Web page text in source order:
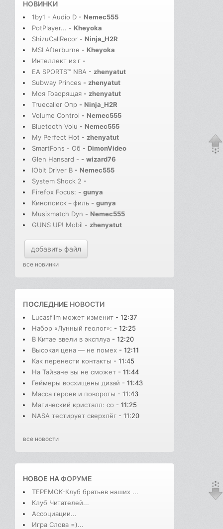
НОВИНКИ
1by1 - Audio D - Nemec555
PotPlayer... - Kheyoka
ShizuCallRecor - Ninja_H2R
MSI Afterburne - Kheyoka
Интеллект из г -
EA SPORTS™ NBA - zhenyatut
Subway Princes - zhenyatut
Моя Говорящая - zhenyatut
Truecaller Опр - Ninja_H2R
Volume Control - Nemec555
Bluetooth Volu - Nemec555
My Perfect Hot - zhenyatut
SmartFons - Об - DimonVideo
Glen Hansard - - wizard76
IObit Driver B - Nemec555
System Shock 2 -
Firefox Focus: - gunya
Кинопоиск－филь - gunya
Musixmatch Dyn - Nemec555
GUNS UP! Mobil - zhenyatut
добавить файл
все новинки
ПОСЛЕДНИЕ НОВОСТИ
Lucasfilm может изменит - 12:37
Набор «Лунный геолог»: - 12:25
В Китае ввели в эксплуа - 12:20
Высокая цена — не помех - 12:11
Как перенести контакты - 11:45
На Тайване вы не сможет - 11:44
Геймеры восхищены дизай - 11:43
Масса героев и повороты - 11:43
Магический кристалл: со - 11:25
NASA тестирует сверхлёг - 11:20
все новости
НОВОЕ НАФОРУМЕ
ТЕРЕМОК-Клуб братьев наших ...
Клуб Читателей...
Ассоциации...
Игра Слова =)...